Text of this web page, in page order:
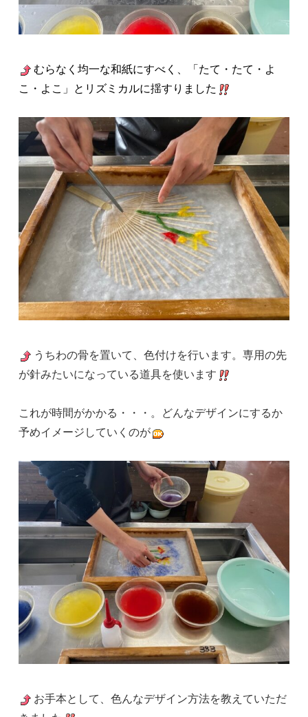
むらなく均一な和紙にすべく、「たて・たて・よ
こ・よこ」とリズミカルに揺すりました
うちわの骨を置いて、色付けを行います。専用の先
が針みたいになっている道具を使います
これが時間がかかる・・・。どんなデザインにするか
予めイメージしていくのが
お手本として、色んなデザイン方法を教えていただ